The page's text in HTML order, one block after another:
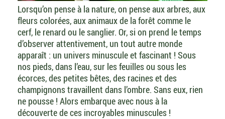
Lorsqu’on pense à la nature, on pense aux arbres, aux
fleurs colorées, aux animaux de la forêt comme le
cerf, le renard ou le sanglier. Or, si on prend le temps
d’observer attentivement, un tout autre monde
apparaît : un univers minuscule et fascinant ! Sous
nos pieds, dans l’eau, sur les feuilles ou sous les
écorces, des petites bêtes, des racines et des
champignons travaillent dans l’ombre. Sans eux, rien
ne pousse ! Alors embarque avec nous à la
découverte de ces incroyables minuscules !